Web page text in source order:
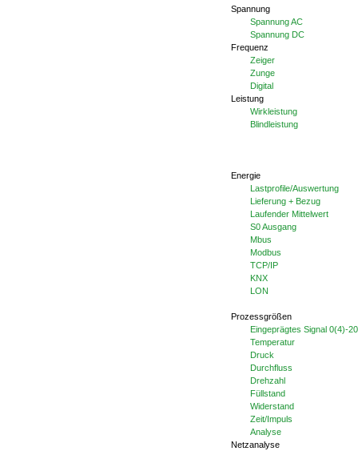
Spannung
Spannung AC
Spannung DC
Frequenz
Zeiger
Zunge
Digital
Leistung
Wirkleistung
Blindleistung
Energie
Lastprofile/Auswertung
Lieferung + Bezug
Laufender Mittelwert
S0 Ausgang
Mbus
Modbus
TCP/IP
KNX
LON
Prozessgrößen
Eingeprägtes Signal 0(4)-
Temperatur
Druck
Durchfluss
Drehzahl
Füllstand
Widerstand
Zeit/Impuls
Analyse
Netzanalyse